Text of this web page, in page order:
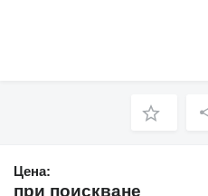
Цена:
при поискване